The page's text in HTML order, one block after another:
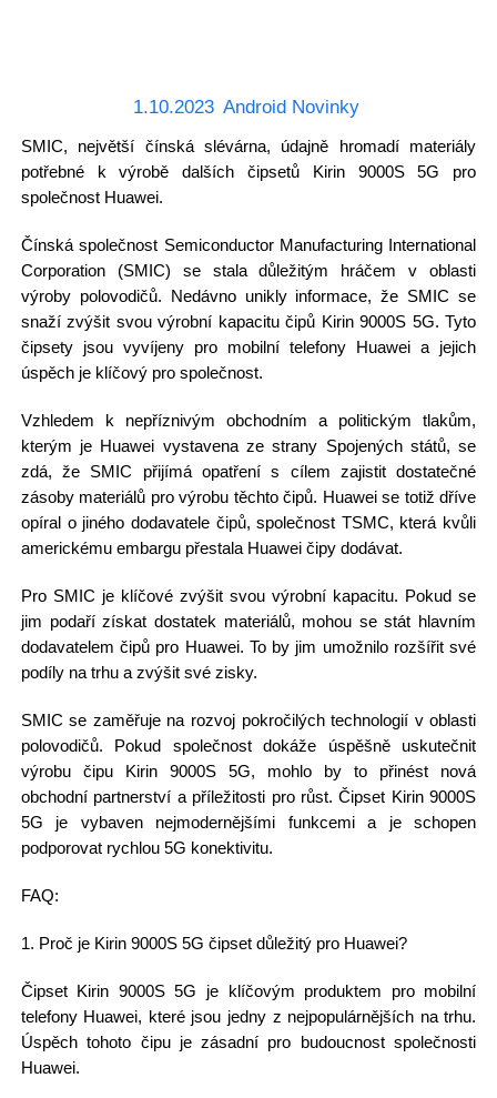
1.10.2023 Android Novinky
SMIC, největší čínská slévárna, údajně hromadí materiály
potřebné k výrobě dalších čipsetů Kirin 9000S 5G pro
společnost Huawei.
Čínská společnost Semiconductor Manufacturing International
Corporation (SMIC) se stala důležitým hráčem v oblasti
výroby polovodičů. Nedávno unikly informace, že SMIC se
snaží zvýšit svou výrobní kapacitu čipů Kirin 9000S 5G. Tyto
čipsety jsou vyvíjeny pro mobilní telefony Huawei a jejich
úspěch je klíčový pro společnost.
Vzhledem k nepříznivým obchodním a politickým tlakům,
kterým je Huawei vystavena ze strany Spojených států, se
zdá, že SMIC přijímá opatření s cílem zajistit dostatečné
zásoby materiálů pro výrobu těchto čipů. Huawei se totiž dříve
opíral o jiného dodavatele čipů, společnost TSMC, která kvůli
americkému embargu přestala Huawei čipy dodávat.
Pro SMIC je klíčové zvýšit svou výrobní kapacitu. Pokud se
jim podaří získat dostatek materiálů, mohou se stát hlavním
dodavatelem čipů pro Huawei. To by jim umožnilo rozšířit své
podíly na trhu a zvýšit své zisky.
SMIC se zaměřuje na rozvoj pokročilých technologií v oblasti
polovodičů. Pokud společnost dokáže úspěšně uskutečnit
výrobu čipu Kirin 9000S 5G, mohlo by to přinést nová
obchodní partnerství a příležitosti pro růst. Čipset Kirin 9000S
5G je vybaven nejmodernějšími funkcemi a je schopen
podporovat rychlou 5G konektivitu.
FAQ:
1. Proč je Kirin 9000S 5G čipset důležitý pro Huawei?
Čipset Kirin 9000S 5G je klíčovým produktem pro mobilní
telefony Huawei, které jsou jedny z nejpopulárnějších na trhu.
Úspěch tohoto čipu je zásadní pro budoucnost společnosti
Huawei.